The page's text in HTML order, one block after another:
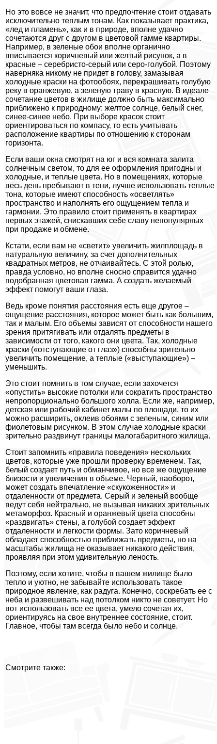
Но это вовсе не значит, что предпочтение стоит отдавать
исключительно теплым тонам. Как показывает практика,
«лед и пламень», как и в природе, вполне удачно
сочетаются друг с другом в цветовой гамме квартиры.
Например, в зеленые обои вполне органично
вписывается коричневый или желтый рисунок, а в
красные – серебристо-серый или серо-голубой. Поэтому
наверняка никому не придет в голову, замазывая
холодные краски на фотообоях, перекрашивать голубую
реку в оранжевую, а зеленую траву в красную. В идеале
сочетание цветов в жилище должно быть максимально
приближено к природному: желтое солнце, белый снег,
синее-синее небо. При выборе красок стоит
ориентироваться по компасу, то есть учитывать
расположение квартиры по отношению к сторонам
горизонта.
Если ваши окна смотрят на юг и вся комната залита
солнечным светом, то для ее оформления пригодны и
холодные, и теплые цвета. Но в помещениях, которые
весь день пребывают в тени, лучше использовать теплые
тона, которые имеют способность «осветлять»
пространство и наполнять его ощущением тепла и
гармонии. Это правило стоит применять в квартирах
первых этажей, снискавших себе славу непопулярных
при продаже и обмене.
Кстати, если вам не «светит» увеличить жилплощадь в
натуральную величину, за счет дополнительных
квадратных метров, не отчаивайтесь. С этой ролью,
правда условно, но вполне сносно справится удачно
подобранная цветовая гамма. А создать желаемый
эффект помогут ваши глаза.
Ведь кроме понятия расстояния есть еще другое –
ощущение расстояния, которое может быть как большим,
так и малым. Его объемы зависят от способности нашего
зрения притягивать или отдалять предметы в
зависимости от того, какого они цвета. Так, холодные
краски («отступающие от глаз») способны зрительно
увеличить помещение, а теплые («выступающие») –
уменьшить.
Это стоит помнить в том случае, если захочется
«опустить» высокие потолки или сократить пространство
непропорционально большого холла. Если же, например,
детская или рабочий кабинет малы по площади, то их
можно расширить, оклеив обоями с зеленым, синим или
фиолетовым рисунком. В этом случае холодные краски
зрительно раздвинут границы малогабаритного жилища.
Стоит запомнить «правила поведения» нескольких
цветов, которые уже прошли проверку временем. Так,
белый создает путь и обманчивое, но все же ощущение
близости и увеличения в объеме. Черный, наоборот,
может создать впечатление «скукоженности» и
отдаленности от предмета. Серый и зеленый вообще
ведут себя нейтрально, не вызывая никаких зрительных
метаморфоз. Красный и оранжевый цвета способны
«раздвигать» стены, а голубой создает эффект
отдаленности и легкости формы. Зато коричневый
обладает способностью приближать предметы, но на
масштабы жилища не оказывает никакого действия,
проявляя при этом удивительную леность.
Поэтому, если хотите, чтобы в вашем жилище было
тепло и уютно, не забывайте использовать такое
природное явление, как радуга. Конечно, соскребать ее с
неба и развешивать над потолком никто не советует. Но
вот использовать все ее цвета, умело сочетая их,
ориентируясь на свое внутреннее состояние, стоит.
Главное, чтобы там всегда было небо и солнце.
Смотрите также: